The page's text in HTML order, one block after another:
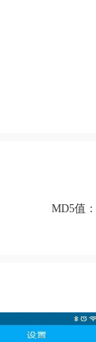
MD5值：